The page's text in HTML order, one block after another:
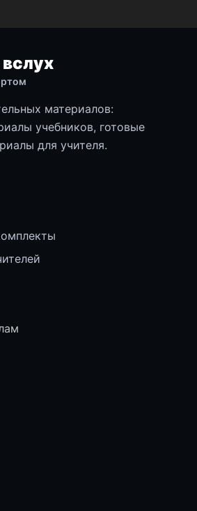
материалов:
учебников, готовые
для учителя.